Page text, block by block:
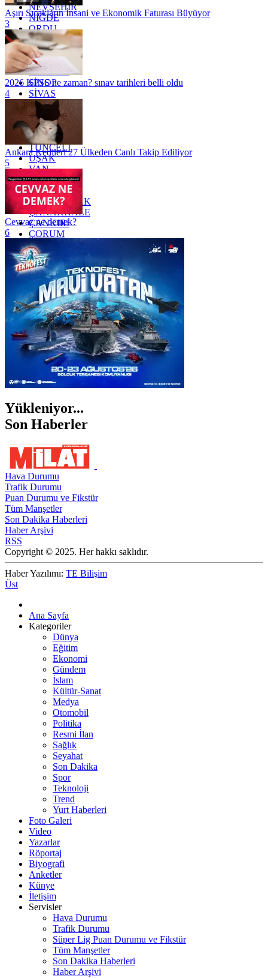
NEVŞEHİR
NİĞDE
ORDU
OSMANİYE
RİZE
SAKARYA
SAMSUN
SİNOP
SİVAS
SİİRT
TEKİRDAĞ
TOKAT
TRABZON
TUNCELİ
UŞAK
VAN
YALOVA
YOZGAT
ZONGULDAK
ÇANAKKALE
ÇANKIRI
ÇORUM
İSTANBUL
İZMİR
ŞANLIURFA
ŞIRNAK
Aşırı Sıcakların İnsani ve Ekonomik Faturası Büyüyor
3
2026 KPSS ne zaman? sınav tarihleri belli oldu
4
Ankara Kedileri 27 Ülkeden Canlı Takip Ediliyor
5
Cevvaz ne demek?
6
Yükleniyor...
Son Haberler
Hava Durumu
Trafik Durumu
Puan Durumu ve Fikstür
Tüm Manşetler
Son Dakika Haberleri
Haber Arşivi
RSS
Copyright © 2025. Her hakkı saklıdır.
Haber Yazılımı: TE Bilişim
Üst
Ana Sayfa
Kategoriler
Dünya
Eğitim
Ekonomi
Gündem
İslam
Kültür-Sanat
Medya
Otomobil
Politika
Resmi İlan
Sağlık
Seyahat
Son Dakika
Spor
Teknoloji
Trend
Yurt Haberleri
Foto Galeri
Video
Yazarlar
Röportaj
Biyografi
Anketler
Künye
İletişim
Servisler
Hava Durumu
Trafik Durumu
Süper Lig Puan Durumu ve Fikstür
Tüm Manşetler
Son Dakika Haberleri
Haber Arşivi